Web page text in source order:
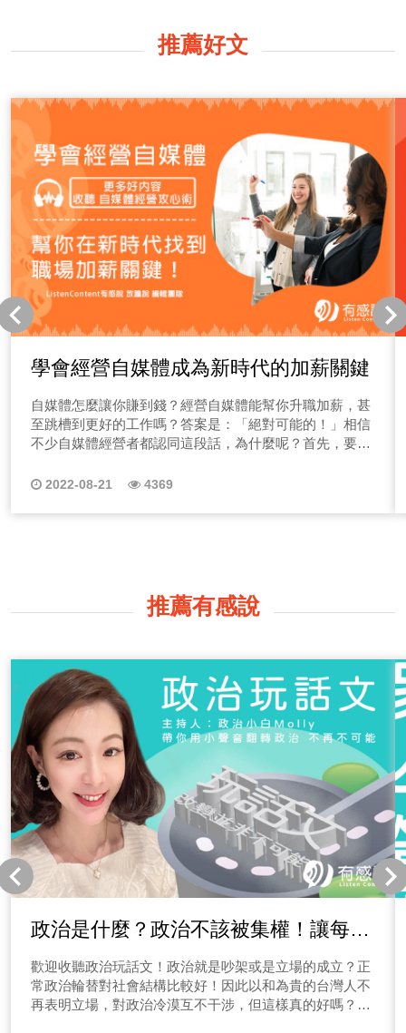
推薦好文
學會經營自媒體成為新時代的加薪關鍵
自媒體怎麼讓你賺到錢？經營自媒體能幫你升職加薪，甚
至跳槽到更好的工作嗎？答案是：「絕對可能的！」相信
不少自媒體經營者都認同這段話，為什麼呢？首先，要明
逐步拆解為什麼經營自媒體可以幫你增加職場上的競爭
2022-08-21 4369
推薦有感說
政治是什麼？政治不該被集權！讓每個
小聲音凝聚大影響力！
歡迎收聽政治玩話文！政治就是吵架或是立場的成立？正
常政治輪替對社會結構比較好！因此以和為貴的台灣人不
再表明立場，對政治冷漠互不干涉，但這樣真的好嗎？政